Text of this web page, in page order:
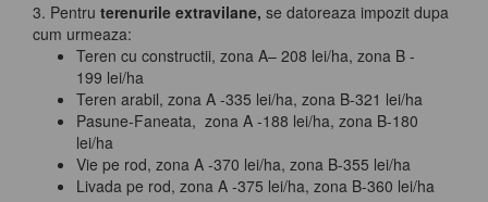
3. Pentru terenurile extravilane, se datoreaza impozit dupa
cum urmeaza:
Teren cu constructii, zona A– 208 lei/ha, zona B -
199 lei/ha
Teren arabil, zona A -335 lei/ha, zona B-321 lei/ha
Pasune-Faneata, zona A -188 lei/ha, zona B-180
lei/ha
Vie pe rod, zona A -370 lei/ha, zona B-355 lei/ha
Livada pe rod, zona A -375 lei/ha, zona B-360 lei/ha